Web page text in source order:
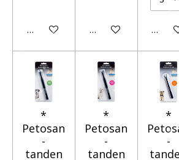
In winkelwagenIn winkelwagenIn
*
Petosan
-
tanden
*
Petosan
-
tanden
*
-